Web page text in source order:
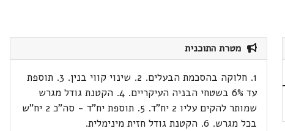
מטרת התוכנית
1. חלוקה בהסכמת הבעלים. 2. שינוי קווי בנין. 3. תוספת
עד 6% בשטחי הבניה העיקריים. 4. הקטנת גודל מגרש
שמותר להקים עליו 2 יח"ד. 5. תוספת יח"ד - סה"כ 2 יח"ש
בכל מגרש. 6. הקטנת גודל חזית מינימלית.